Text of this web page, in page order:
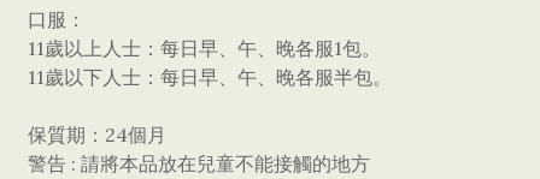
口服：
11歲以上人士：每日早、午、晚各服1包。
11歲以下人士：每日早、午、晚各服半包。
保質期：24個月
警告 : 請將本品放在兒童不能接觸的地方